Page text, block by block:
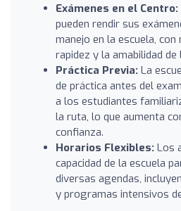
Exámenes en el Centro:
pueden rendir sus
manejo en la escuela,
rapidez y la amabilidad
Práctica Previa: La
de práctica antes del
a los estudiantes
la ruta, lo que aumenta
confianza.
Horarios Flexibles: Los
capacidad de la escuela
diversas agendas,
y programas intensivos